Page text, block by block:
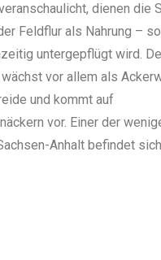
dienen die
Feldflur als Nahrung –
untergepflügt wird.
vor allem als
und kommt auf
vor. Einer der
Anhalt befindet